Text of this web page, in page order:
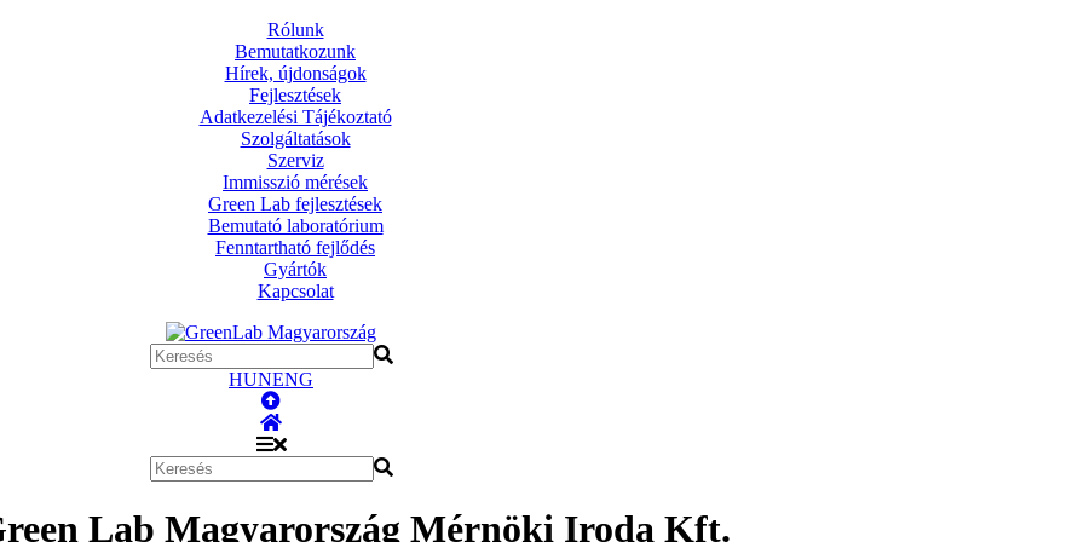
Rólunk
Bemutatkozunk
Hírek, újdonságok
Fejlesztések
Adatkezelési Tájékoztató
Szolgáltatások
Szerviz
Immisszió mérések
Green Lab fejlesztések
Bemutató laboratórium
Fenntartható fejlődés
Gyártók
Kapcsolat
HUNENG
Lab Magyarország Mérnöki Iroda Kft.